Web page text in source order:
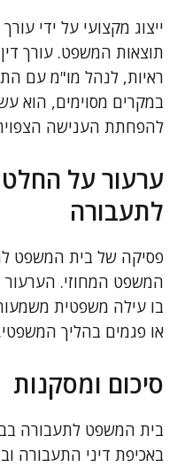
ייצוג מקצועי על ידי
תוצאות המשפט. עורך
ראיות, לנהל מו"מ עם
במקרים מסוימים, הוא
להפחתת הענישה
ערעור על
לתעבורה
פסיקה של בית המשפט
המשפט המחוזי. הערעור
בו עילה משפטית
או פגמים בהליך המשפטי.
סיכום ומסקנות
בית המשפט לתעבורה
באכיפת דיני התעבורה